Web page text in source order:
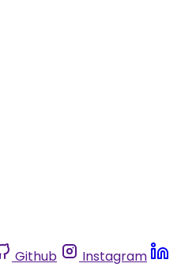
Github
Instagram